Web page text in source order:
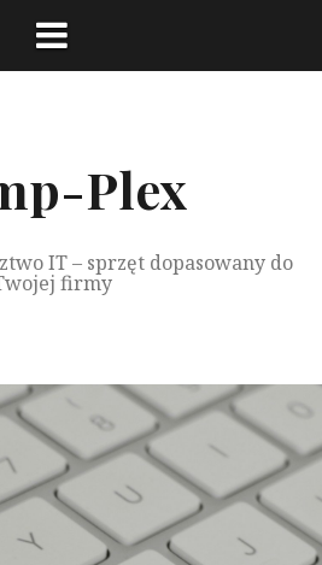
Plex
IT – sprzęt dopasowany do
firmy